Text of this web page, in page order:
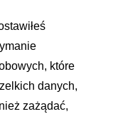
które
danych,
zażądać,